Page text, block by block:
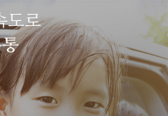
도로